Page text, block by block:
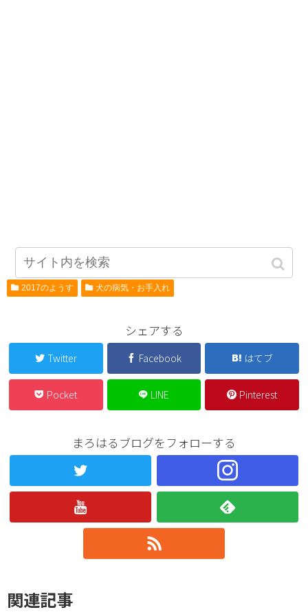
2017のようす 犬の病気・お手入れ
シェアする
Twitter Facebook はてブ
Pocket LINE Pinterest
まろはるブログをフォローする
関連記事